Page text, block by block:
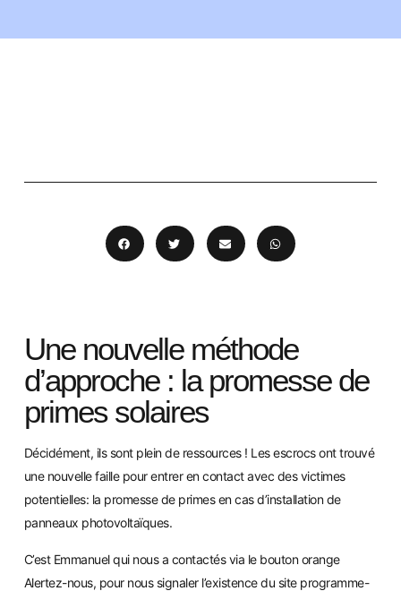
Une nouvelle méthode
d’approche : la promesse de
primes solaires
Décidément, ils sont plein de ressources ! Les escrocs ont trouvé
une nouvelle faille pour entrer en contact avec des victimes
potentielles: la promesse de primes en cas d’installation de
panneaux photovoltaïques.
C’est Emmanuel qui nous a contactés via le bouton orange
Alertez-nous, pour nous signaler l’existence du site programme-